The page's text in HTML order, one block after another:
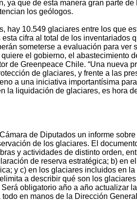
ya que de esta manera gran parte
los geólogos.
hay 10.549 glaciares entre los que
cifra al total de los inventariados
someterse a evaluación para ver
el gobierno, el abastecimiento
de Greenpeace Chile. “Una nueva
de glaciares, y frente a las
a una iniciativa importantísima
la liquidación de glaciares, es hora
de Diputados un informe
de los glaciares. El
y actividades de distinto orden,
de reserva estratégica; b) en
y c) en los glaciares incluidos en
a describir qué son los
obligatorio año a año actualizar
en manos de la Dirección